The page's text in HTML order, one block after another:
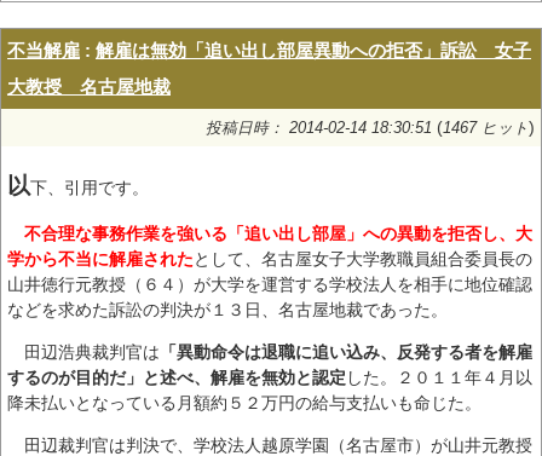
不当解雇 : 解雇は無効「追い出し部屋異動への拒否」訴訟 女子
大教授 名古屋地裁
投稿日時： 2014-02-14 18:30:51 (1467 ヒット)
以下、引用です。
不合理な事務作業を強いる「追い出し部屋」への異動を拒否し、大
学から不当に解雇されたとして、名古屋女子大学教職員組合委員長の
山井徳行元教授（６４）が大学を運営する学校法人を相手に地位確認
などを求めた訴訟の判決が１３日、名古屋地裁であった。
田辺浩典裁判官は 「異動命令は退職に追い込み、反発する者を解雇
するのが目的だ」と述べ、解雇を無効と認定 した。２０１１年４月以
降未払いとなっている月額約５２万円の給与支払いも命じた。
田辺裁判官は判決で、学校法人越原学園（名古屋市）が山井元教授